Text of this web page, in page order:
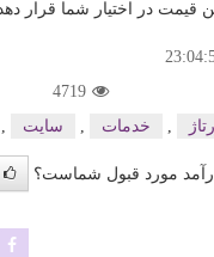
قیمت در اختیار شما قرار
4719
, خدمات , سایت ,
مورد قبول شماست؟